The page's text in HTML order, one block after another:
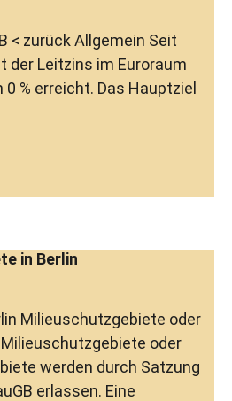
< zurück Allgemein Seit
der Leitzins im Euroraum
% erreicht. Das Hauptziel
in Berlin
Milieuschutzgebiete oder
oder
werden durch Satzung
erlassen. Eine